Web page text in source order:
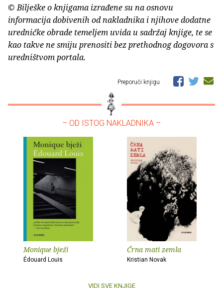
© Bilješke o knjigama izrađene su na osnovu
informacija dobivenih od nakladnika i njihove dodatne
uredničke obrade temeljem uvida u sadržaj knjige, te se
kao takve ne smiju prenositi bez prethodnog dogovora s
uredništvom portala.
Preporuči knjigu
– OD ISTOG NAKLADNIKA –
Monique bježi
Édouard Louis
Črna mati zemla
Kristian Novak
VIDI SVE KNJIGE